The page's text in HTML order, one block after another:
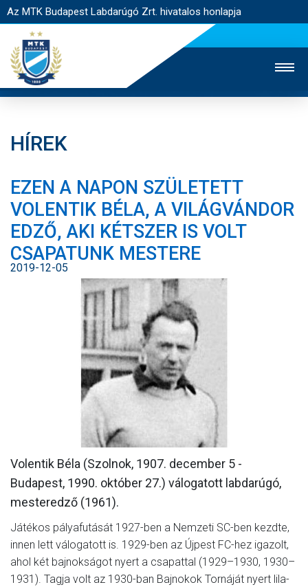
Az MTK Budapest Labdarúgó Zrt. hivatalos honlapja
JEGYÉRTÉKESÍTÉS
WEBSHOP
STADION
EGYESÜLET
KAPCSOLAT
NYITÓLAP
HÍREK
CSAPATOK
MÉRKŐZÉSEK
KLUB
GALÉRIA
SZURKOLÓI ÉLMÉNYEK
AKKREDITÁCIÓ
HÍREK
EZEN A NAPON SZÜLETETT
VOLENTIK BÉLA, A VILÁGVÁNDOR
EDZŐ, AKI KÉTSZER IS VOLT
CSAPATUNK MESTERE
2019-12-05
Volentik Béla (Szolnok, 1907. december 5 -
Budapest, 1990. október 27.) válogatott labdarúgó,
mesteredző (1961).
Játékos pályafutását 1927-ben a Nemzeti SC-ben kezdte,
innen lett válogatott is. 1929-ben az Újpest FC-hez igazolt,
ahol két bajnokságot nyert a csapattal (1929–1930, 1930–
1931). Tagja volt az 1930-ban Bajnokok Tornáját nyert lila-